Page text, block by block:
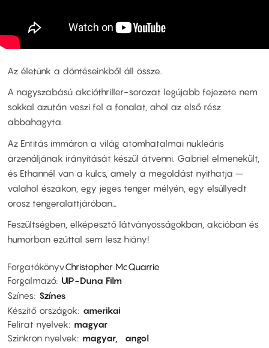
Az életünk a döntéseinkből áll össze.
A nagyszabású akcióthriller-sorozat legújabb fejezete nem
sokkal azután veszi fel a fonalat, ahol az első rész
abbahagyta.
Az Entitás immáron a világ atomhatalmai nukleáris
arzenáljának irányítását készül átvenni. Gabriel elmenekült,
és Ethannél van a kulcs, amely a megoldást nyithatja –
valahol északon, egy jeges tenger mélyén, egy elsüllyedt
orosz tengeralattjáróban…
Feszültségben, elképesztő látványosságokban, akcióban és
humorban ezúttal sem lesz hiány!
ForgatókönyvChristopher McQuarrie
Forgalmazó UIP-Duna Film
Színes Színes
Készítő országok
amerikai
Felirat nyelvek
magyar
Szinkron nyelvek
magyar angol